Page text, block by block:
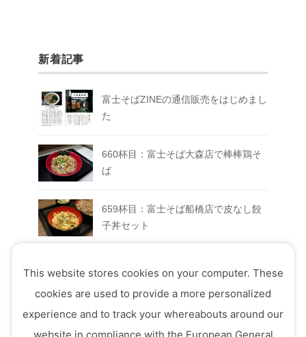
新着記事
富士そばZINEの通信販売をはじめまし
た
660杯目：富士そば大森店で棒棒鶏そ
ば
659杯目：富士そば船橋店で皮なし餃
子丼セット
店でFUJIYAMAセット
657杯目：富士そば西荻窪店で真夏の
This website stores cookies on your computer. These
cookies are used to provide a more personalized
experience and to track your whereabouts around our